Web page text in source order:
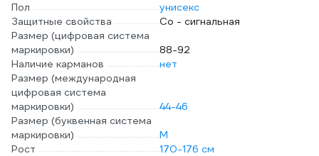
Пол
унисекс
Защитные свойства
Со - сигнальная
Размер (цифровая система
маркировки)
88-92
Наличие карманов
нет
Размер (международная
цифровая система
маркировки)
44-46
Размер (буквенная система
маркировки)
M
Рост
170-176 см